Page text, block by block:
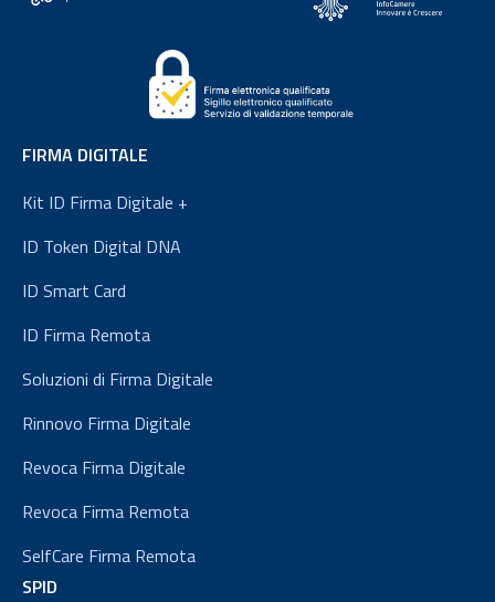
FIRMA DIGITALE
Kit ID Firma Digitale +
ID Token Digital DNA
ID Smart Card
ID Firma Remota
Soluzioni di Firma Digitale
Rinnovo Firma Digitale
Revoca Firma Digitale
Revoca Firma Remota
SelfCare Firma Remota
SPID